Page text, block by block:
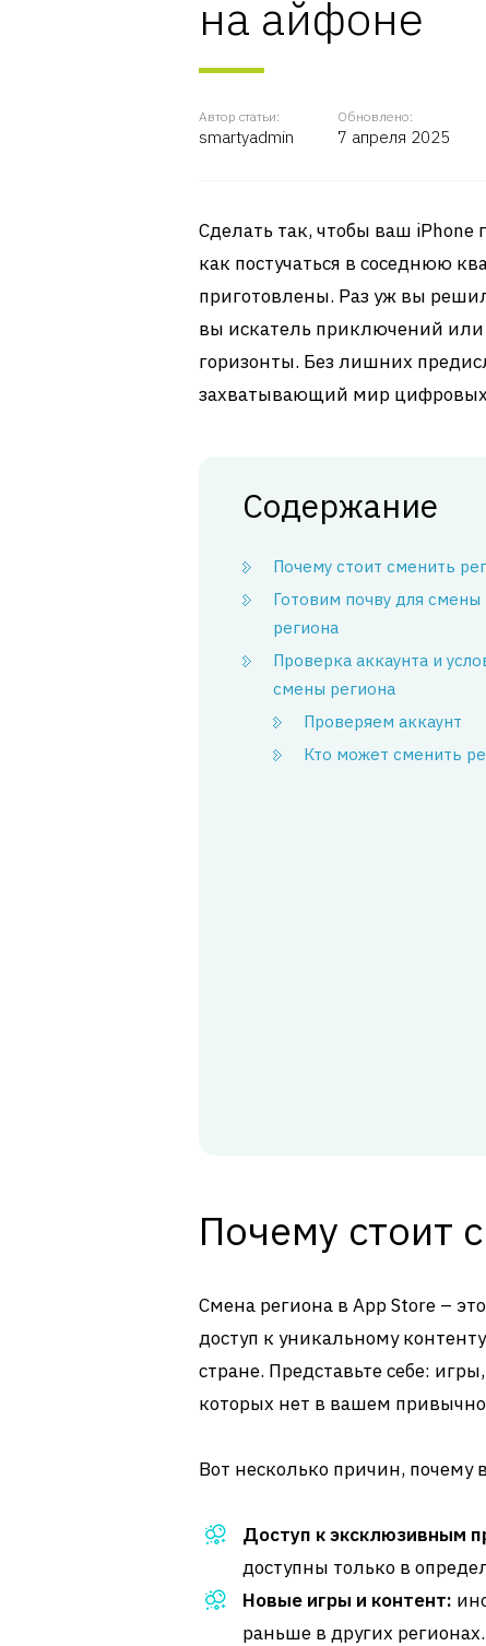
на айфоне
Автор статьи:
smartyadmin
Обновлено:
7 апреля 2025
Сделать так, чтобы ваш iPhone
как постучаться в соседнюю
приготовлены. Раз уж вы
вы искатель приключений
горизонты. Без лишних
захватывающий мир
Содержание
Почему стоит сменить
Готовим почву для смены
региона
Проверка аккаунта и
смены региона
Проверяем аккаунт
Кто может сменить
Почему стоит
Смена региона в App Store –
доступ к уникальному
стране. Представьте себе:
которых нет в вашем
Вот несколько причин, почему
Доступ к эксклюзивным
доступны только в
Новые игры и контент:
раньше в других регионах.